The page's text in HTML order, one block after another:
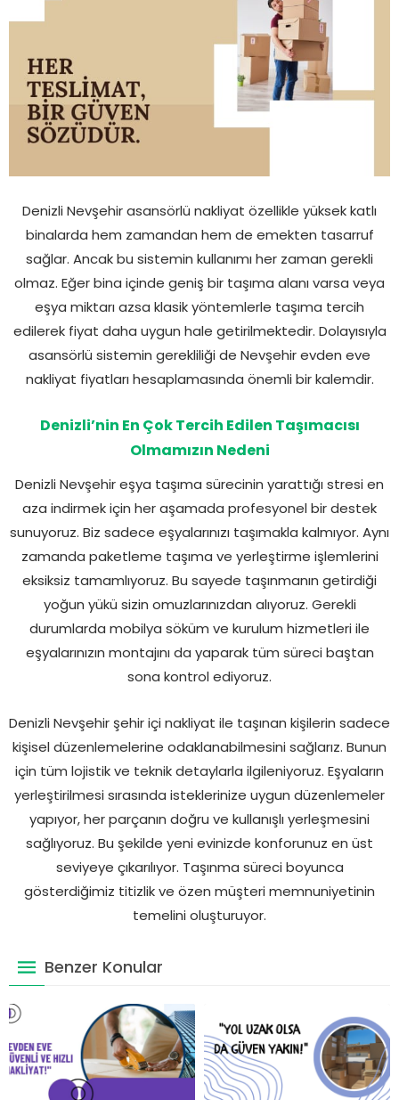
Denizli Nevşehir asansörlü nakliyat özellikle yüksek katlı
binalarda hem zamandan hem de emekten tasarruf
sağlar. Ancak bu sistemin kullanımı her zaman gerekli
olmaz. Eğer bina içinde geniş bir taşıma alanı varsa veya
eşya miktarı azsa klasik yöntemlerle taşıma tercih
edilerek fiyat daha uygun hale getirilmektedir. Dolayısıyla
asansörlü sistemin gerekliliği de Nevşehir evden eve
nakliyat fiyatları hesaplamasında önemli bir kalemdir.
Denizli’nin En Çok Tercih Edilen Taşımacısı
Olmamızın Nedeni
Denizli Nevşehir eşya taşıma sürecinin yarattığı stresi en
aza indirmek için her aşamada profesyonel bir destek
sunuyoruz. Biz sadece eşyalarınızı taşımakla kalmıyor. Aynı
zamanda paketleme taşıma ve yerleştirme işlemlerini
eksiksiz tamamlıyoruz. Bu sayede taşınmanın getirdiği
yoğun yükü sizin omuzlarınızdan alıyoruz. Gerekli
durumlarda mobilya söküm ve kurulum hizmetleri ile
eşyalarınızın montajını da yaparak tüm süreci baştan
sona kontrol ediyoruz.
Denizli Nevşehir şehir içi nakliyat ile taşınan kişilerin sadece
kişisel düzenlemelerine odaklanabilmesini sağlarız. Bunun
için tüm lojistik ve teknik detaylarla ilgileniyoruz. Eşyaların
yerleştirilmesi sırasında isteklerinize uygun düzenlemeler
yapıyor, her parçanın doğru ve kullanışlı yerleşmesini
sağlıyoruz. Bu şekilde yeni evinizde konforunuz en üst
seviyeye çıkarılıyor. Taşınma süreci boyunca
gösterdiğimiz titizlik ve özen müşteri memnuniyetinin
temelini oluşturuyor.
Benzer Konular